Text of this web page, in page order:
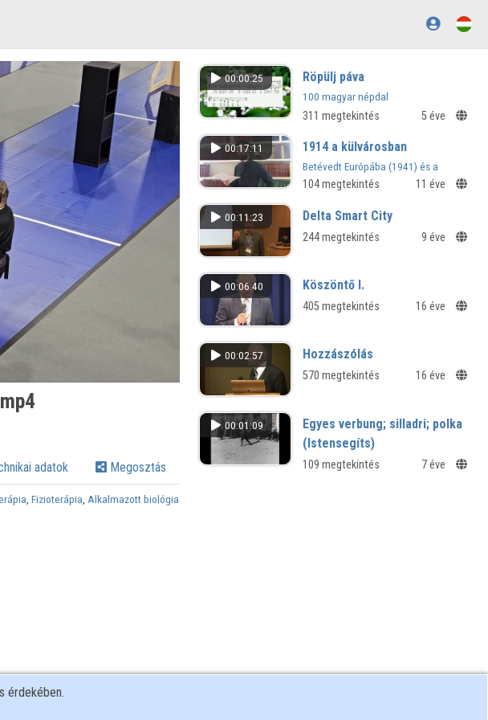
adatok Megosztás
,Fizioterápia,Alkalmazott biológia
00:00:25 Röpülj páva
100 magyar népdal
311 megtekintés 5 éve
00:17:11 1914 a külvárosban
Betévedt Európába (1941) és a
Monarchia-irodalom
104 megtekintés 11 éve
00:11:23 Delta Smart City
244 megtekintés 9 éve
00:06:40 Köszöntő I.
405 megtekintés 16 éve
00:02:57 Hozzászólás
570 megtekintés 16 éve
00:01:09
Egyes verbung; silladri; polka
(Istensegíts)
109 megtekintés 7 éve
érdekében.